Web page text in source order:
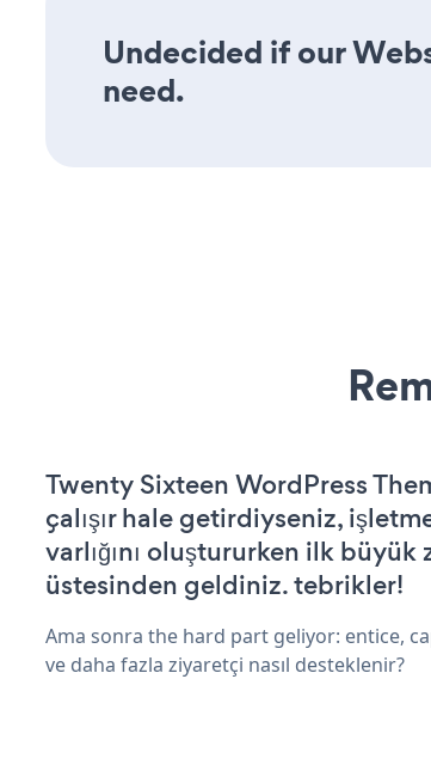
Undecided if our
need.
Twenty Sixteen WordPress
çalışır hale getirdiyseniz,
varlığını oluştururken ilk büyük
üstesinden geldiniz. tebrikler!
Ama sonra the hard part geliyor: entice,
ve daha fazla ziyaretçi nasıl desteklenir?